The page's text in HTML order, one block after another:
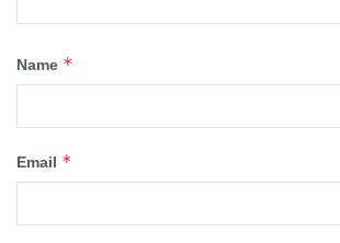
Name *
Email *